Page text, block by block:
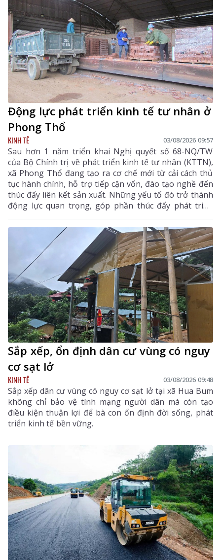
Động lực phát triển kinh tế tư nhân ở
Phong Thổ
KINH TẾ 03/08/2026 09:57
Sau hơn 1 năm triển khai Nghị quyết số 68-NQ/TW
của Bộ Chính trị về phát triển kinh tế tư nhân (KTTN),
xã Phong Thổ đang tạo ra cơ chế mới từ cải cách thủ
tục hành chính, hỗ trợ tiếp cận vốn, đào tạo nghề đến
thúc đẩy liên kết sản xuất. Những yếu tố đó trở thành
động lực quan trọng, góp phần thúc đẩy phát triển
kinh tế - xã hội của vùng đất biên cương, từng bước
khẳng định rõ nét vai trò của KTTN.
Sắp xếp, ổn định dân cư vùng có nguy
cơ sạt lở
KINH TẾ 03/08/2026 09:48
Sắp xếp dân cư vùng có nguy cơ sạt lở tại xã Hua Bum
không chỉ bảo vệ tính mạng người dân mà còn tạo
điều kiện thuận lợi để bà con ổn định đời sống, phát
triển kinh tế bền vững.